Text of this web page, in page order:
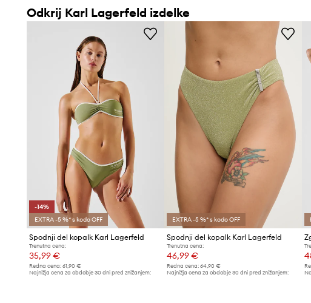
Odkrij Karl Lagerfeld izdelke
-14%
EXTRA -5 %* s kodo OFF
Spodnji del kopalk Karl Lagerfeld
Trenutna cena:
35,99 €
Redna cena: 61,90 €
Najnižja cena za obdobje 30 dni pred znižanjem:
EXTRA -5 %* s kodo OFF
Spodnji del kopalk Karl Lagerfeld
Trenutna cena:
46,99 €
Redna cena:64,90 €
Najnižja cena za obdobje 30 dni pred znižanjem: